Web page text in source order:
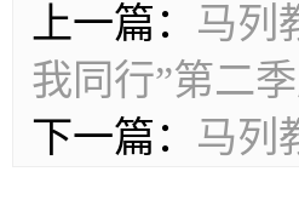
上一篇： 马列
我同行”第二
下一篇： 马列